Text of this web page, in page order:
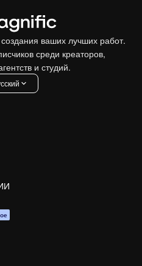
ваших лучших работ.
среди креаторов,
и студий.